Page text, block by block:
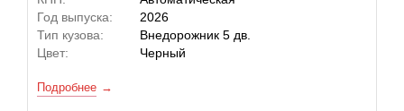
Год выпуска:
2026
Тип кузова:
Внедорожник 5 дв.
Цвет:
Черный
Подробнее